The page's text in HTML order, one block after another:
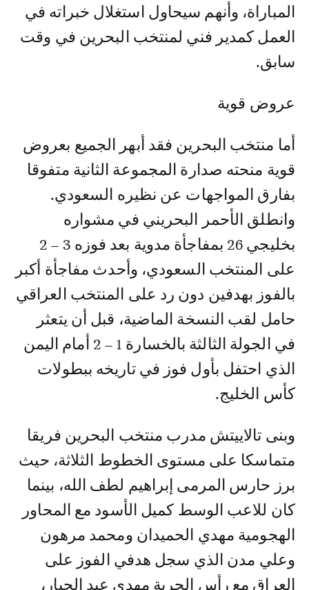
المباراة، وأنهم سيحاول استغلال خبراته في
العمل كمدير فني لمنتخب البحرين في وقت
سابق.
عروض قوية
أما منتخب البحرين فقد أبهر الجميع بعروض
قوية منحته صدارة المجموعة الثانية متفوقا
بفارق المواجهات عن نظيره السعودي.
وانطلق الأحمر البحريني في مشواره
بخليجي 26 بمفاجأة مدوية بعد فوزه 3 – 2
على المنتخب السعودي، وأحدث مفاجأة أكبر
بالفوز بهدفين دون رد على المنتخب العراقي
حامل لقب النسخة الماضية، قبل أن يتعثر
في الجولة الثالثة بالخسارة 1 – 2 أمام اليمن
الذي احتفل بأول فوز في تاريخه ببطولات
كأس الخليج.
وبنى تالاييتش مدرب منتخب البحرين فريقا
متماسكا على مستوى الخطوط الثلاثة، حيث
برز حارس المرمى إبراهيم لطف الله، بينما
كان للاعب الوسط كميل الأسود مع المحاور
الهجومية مهدي الحميدان ومحمد مرهون
وعلي مدن الذي سجل هدفي الفوز على
العراق مع رأس الحربة مهدي عبد الجبار،